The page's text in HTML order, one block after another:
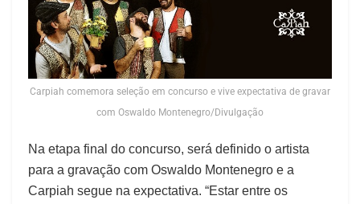
Carpiah comemora seleção em concurso e vive expectativa de gravar
com Oswaldo Montenegro/Divulgação
Na etapa final do concurso, será definido o artista
para a gravação com Oswaldo Montenegro e a
Carpiah segue na expectativa. “Estar entre os